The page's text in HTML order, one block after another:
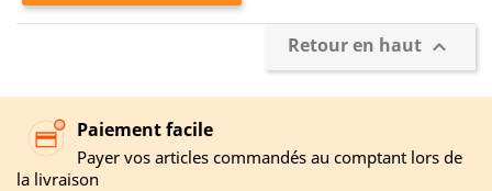
Retour en haut 
Paiement facile
Payer vos articles commandés au comptant lors de
la livraison